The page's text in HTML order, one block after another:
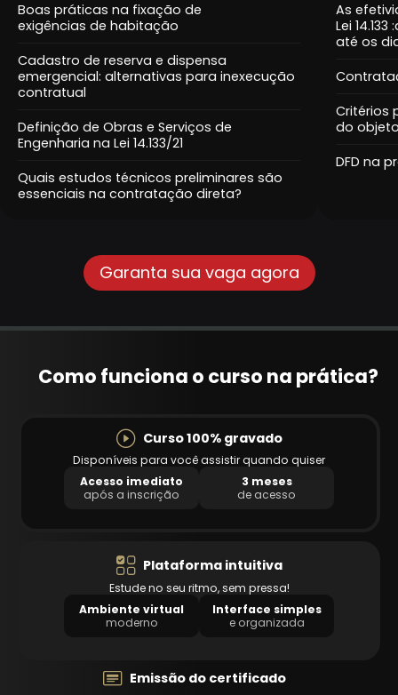
Boas práticas na fixação de
exigências de habitação
Cadastro de reserva e dispensa
emergencial: alternativas para inexecução
contratual
Definição de Obras e Serviços de
Engenharia na Lei 14.133/21
Quais estudos técnicos preliminares são
essenciais na contratação direta?
As
Lei
até os
Critérios
do
DFD na
Garanta sua vaga agora
Como funciona o curso na prática?
Curso 100% gravado
Disponíveis para você assistir quando quiser
Acesso imediato
após a inscrição
3 meses
de acesso
Plataforma intuitiva
Estude no seu ritmo, sem pressa!
Ambiente virtual
moderno
Interface simples
e organizada
Emissão do certificado